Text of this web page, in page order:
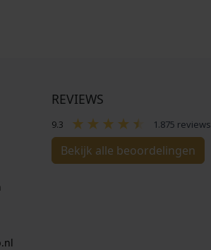
REVIEWS
9.3 1.875 reviews
Bekijk alle beoordelingen